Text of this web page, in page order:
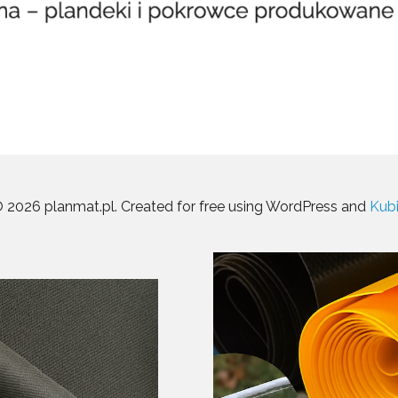
2026 planmat.pl. Created for free using WordPress and